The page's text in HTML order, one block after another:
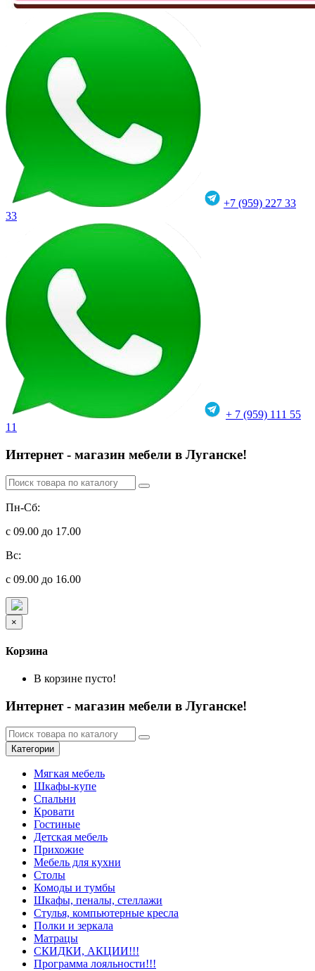
+7 (959) 227 33
33
+ 7 (959) 111 55
11
Интернет - магазин мебели в Луганске!
Пн-Сб:
с 09.00 до 17.00
Вс:
с 09.00 до 16.00
×
Корзина
В корзине пусто!
Интернет - магазин мебели в Луганске!
Категории
Мягкая мебель
Шкафы-купе
Спальни
Кровати
Гостиные
Детская мебель
Прихожие
Мебель для кухни
Столы
Комоды и тумбы
Шкафы, пеналы, стеллажи
Стулья, компьютерные кресла
Полки и зеркала
Матрацы
СКИДКИ, АКЦИИ!!!
Программа лояльности!!!